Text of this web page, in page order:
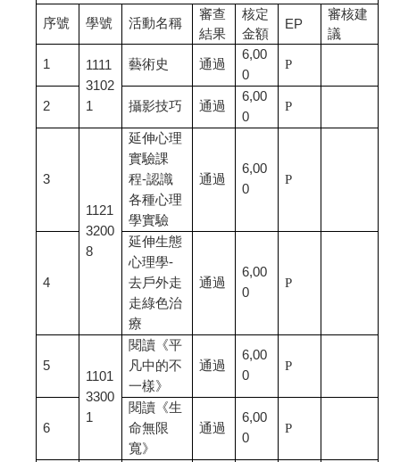
序號 學號 活動名稱
審查
結果
核定
金額
EP
審核建
議
1
1111
3102
1
藝術史 通過
6,00
0
P
2 攝影技巧 通過
6,00
0
P
3
1121
3200
8
延伸心理
實驗課
程-認識
各種心理
學實驗
通過
6,00
0
P
4
延伸生態
心理學-
去戶外走
走綠色治
療
通過
6,00
0
P
5
1101
3300
1
閱讀《平
凡中的不
一樣》
通過
6,00
0
P
6
閱讀《生
命無限
寬》
通過
6,00
0
P